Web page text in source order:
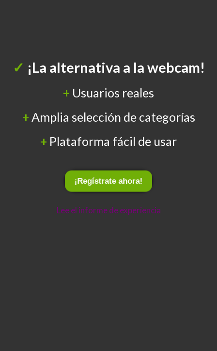
✓ ¡La alternativa a la webcam!
+ Usuarios reales
+ Amplia selección de categorías
+ Plataforma fácil de usar
¡Regístrate ahora!
Lee el informe de experiencia